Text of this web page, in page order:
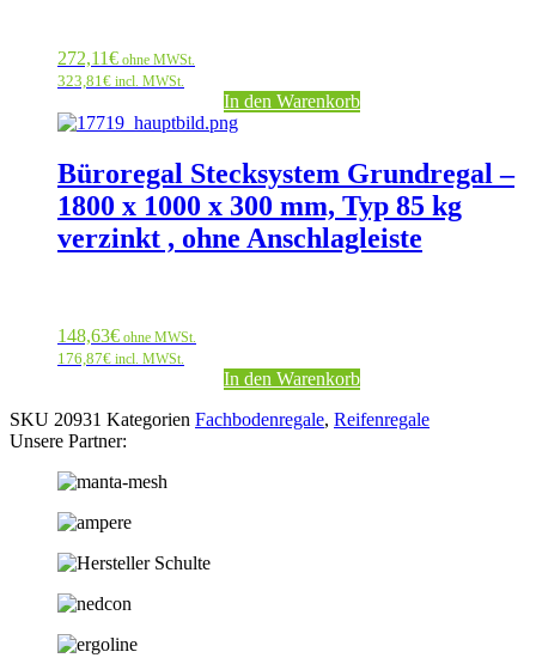
272,11€ ohne MWSt.
323,81 € incl. MWSt.
In den Warenkorb
Büroregal Stecksystem Grundregal –
1800 x 1000 x 300 mm, Typ 85 kg
verzinkt , ohne Anschlagleiste
148,63€ ohne MWSt.
176,87€ incl. MWSt.
In den Warenkorb
SKU 20931 Kategorien Fachbodenregale, Reifenregale
Unsere Partner: